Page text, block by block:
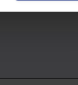
queda derogada la